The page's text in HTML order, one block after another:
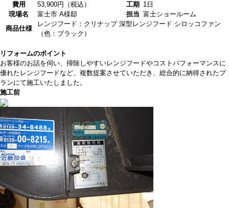
費用
53,900円（税込） 工期 1日
現場名
富士市 A様邸 担当 富士ショールーム
商品仕様
レンジフード：クリナップ 深型レンジフード シロッコファン
（色：ブラック）
リフォームのポイント
お客様のお話を伺い、掃除しやすいレンジフードやコストパフォーマンスに
優れたレンジフードなど、複数提案させていただき、総合的に納得されたプ
ランにて施工いたしました。
施工前